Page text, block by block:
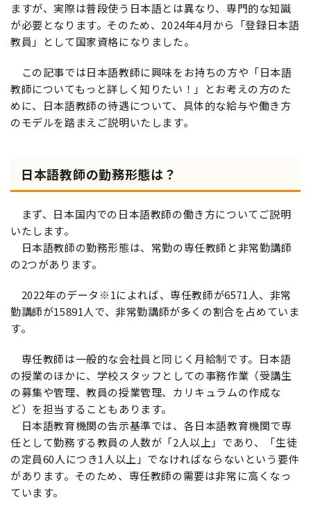
ますが、実際は普段使う日本語とは異なり、専門的な知識
が必要となります。そのため、2024年4月から「登録日本語
教員」として国家資格になりました。
この記事では日本語教師に興味をお持ちの方や「日本語
教師についてもっと詳しく知りたい！」とお考えの方のた
めに、日本語教師の待遇について、具体的な給与や働き方
のモデルを踏まえご説明いたします。
日本語教師の勤務形態は？
まず、日本国内での日本語教師の働き方についてご説明
いたします。
日本語教師の勤務形態は、常勤の専任教師と非常勤講師
の2つがあります。
2022年のデータ※1によれば、専任教師が6571人、非常
勤講師が15891人で、非常勤講師が多くの割合を占めていま
す。
専任教師は一般的な会社員と同じく月給制です。日本語
の授業のほかに、学校スタッフとしての事務作業（受講生
の募集や管理、教員の授業管理、カリキュラムの作成な
ど）を担当することもあります。
日本語教育機関の告示基準では、各日本語教育機関で専
任として勤務する教員の人数が「2人以上」であり、「生徒
の定員60人につき1人以上」でなければならないという要件
があります。そのため、専任教師の需要は非常に高くなっ
ています。